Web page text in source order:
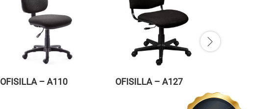
OFISILLA – A110 OFISILLA – A127